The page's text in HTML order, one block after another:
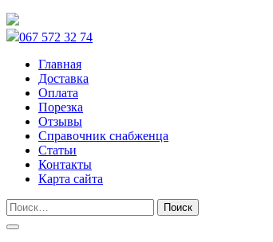
067 572 32 74
Главная
Доставка
Оплата
Порезка
Отзывы
Справочник снабженца
Статьи
Контакты
Карта сайта